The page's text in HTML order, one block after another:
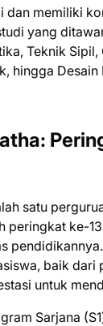
memiliki
yang
Teknik
hingga
satu
peringkat ke-
baik
untuk
Sarjana